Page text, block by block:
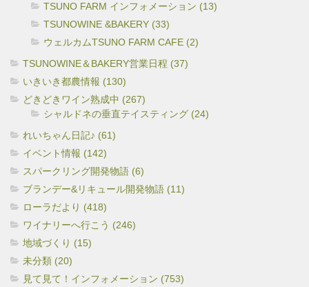
TSUNO FARM インフォメーション (13)
TSUNOWINE &BAKERY (33)
ウェルカムTSUNO FARM CAFE (2)
TSUNOWINE＆BAKERY営業日程 (37)
いきいき都農情報 (130)
どきどきワイン熟成中 (267)
シャルドネの垂直テイスティング (24)
れいちゃん日記♪ (61)
イベント情報 (142)
スパークリング開発物語 (6)
ブランデー&リキュール開発物語 (11)
ローラだより (418)
ワイナリーへ行こう (246)
地域づくり (15)
未分類 (20)
見て見て！インフォメーション (753)